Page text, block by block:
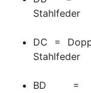
Stahlfeder
DC =
Stahlfeder
BD =